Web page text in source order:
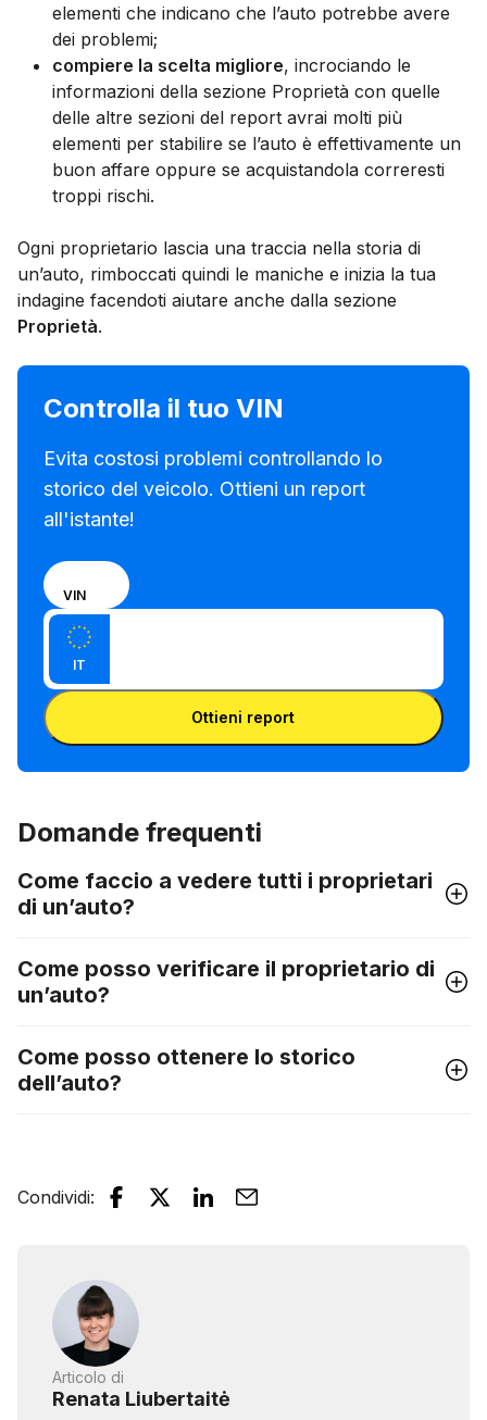
elementi che indicano che l’auto potrebbe avere
dei problemi;
compiere la scelta migliore, incrociando le
informazioni della sezione Proprietà con quelle
delle altre sezioni del report avrai molti più
elementi per stabilire se l’auto è effettivamente un
buon affare oppure se acquistandola correresti
troppi rischi.
Ogni proprietario lascia una traccia nella storia di
un’auto, rimboccati quindi le maniche e inizia la tua
indagine facendoti aiutare anche dalla sezione
Proprietà.
Controlla il tuo VIN
Evita costosi problemi controllando lo
storico del veicolo. Ottieni un report
all'istante!
Scegli
se
inserire
numero
di telaio
o la
VIN
Inserisci il VIN
IT
Inserisci la targa
Ottieni report
Domande frequenti
Come faccio a vedere tutti i proprietari
di un’auto?
Come posso verificare il proprietario di
un’auto?
Come posso ottenere lo storico
dell’auto?
Condividi:
Articolo di
Renata Liubertaitė